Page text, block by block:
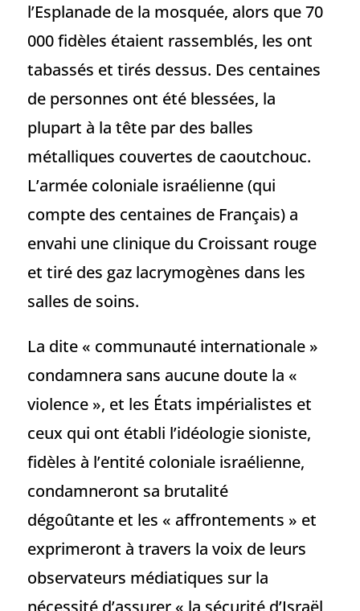
l’Esplanade de la mosquée, alors que 70
000 fidèles étaient rassemblés, les ont
tabassés et tirés dessus. Des centaines
de personnes ont été blessées, la
plupart à la tête par des balles
métalliques couvertes de caoutchouc.
L’armée coloniale israélienne (qui
compte des centaines de Français) a
envahi une clinique du Croissant rouge
et tiré des gaz lacrymogènes dans les
salles de soins.
La dite « communauté internationale »
condamnera sans aucune doute la «
violence », et les États impérialistes et
ceux qui ont établi l’idéologie sioniste,
fidèles à l’entité coloniale israélienne,
condamneront sa brutalité
dégoûtante et les « affrontements » et
exprimeront à travers la voix de leurs
observateurs médiatiques sur la
nécessité d’assurer « la sécurité d’Israël